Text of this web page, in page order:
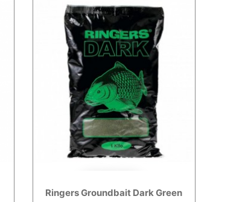
Ringers Groundbait Dark Green